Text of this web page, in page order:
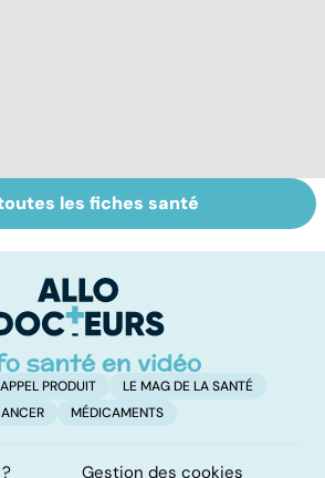
Inflammation des
amygdales : que
d'angine ?
les fiches santé
PRODUIT
LE MAG DE LA SANTÉ
MÉDICAMENTS
Gestion des cookies